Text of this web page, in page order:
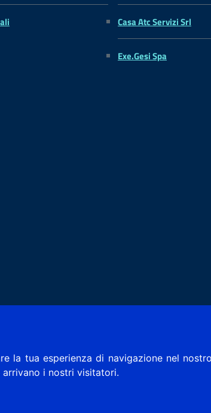
la tua esperienza di navigazione nel
i nostri visitatori.
Casa Atc Servizi Srl
Exe.Gesi Spa